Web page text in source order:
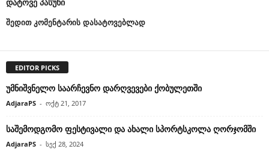
შედით კომენტარის დასატოვებლად
EDITOR PICKS
უმნიშვნელო საარჩევნო დარღვევები ქობულეთში
AdjaraPS - ოქტ 21, 2017
საშემოდგომო ფესტივალი და ახალი სპორტსკოლა ღორჯომში
AdjaraPS - სექ 28, 2024